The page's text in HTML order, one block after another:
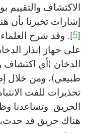
الاكتشاف والتقييم
إشارات تخبرنا بأن
[
5]. وقد شرح العلماء
على جهاز إنذار
الدخان (أي اكتشاف
طبيعي)، ومن خلال
تحذيرات للفت
الحريق. وتساعدنا
هناك حريق قد